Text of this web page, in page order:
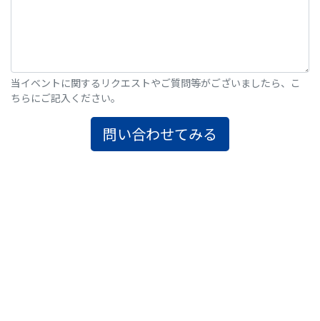
当イベントに関するリクエストやご質問等がございましたら、こ
ちらにご記入ください。